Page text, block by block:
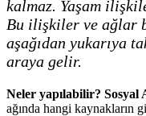
kalmaz. Yaşam
Bu ilişkiler ve ağlar
aşağıdan yukarıya
araya gelir.
Neler yapılabilir? Sosyal
ağında hangi kaynakların